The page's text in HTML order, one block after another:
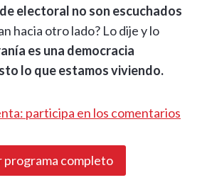
electoral no son escuchados
hacia otro lado? Lo dije y lo
es una democracia
lo que estamos viviendo.
participa en los comentarios
programa completo